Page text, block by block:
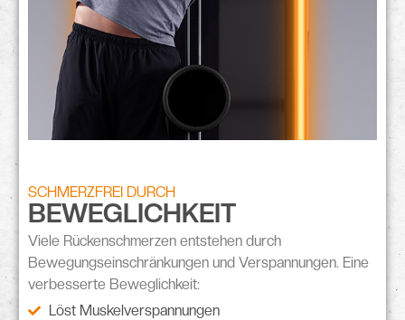
SCHMERZFREI DURCH
BEWEGLICHKEIT
Viele Rückenschmerzen entstehen durch
Bewegungseinschränkungen und Verspannungen. Eine
verbesserte Beweglichkeit:
Löst Muskelverspannungen